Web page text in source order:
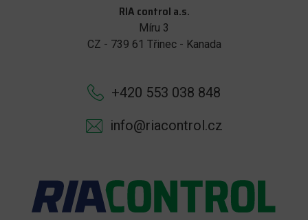
RIA control a.s.
Míru 3
CZ - 739 61 Třinec - Kanada
+420 553 038 848
info@riacontrol.cz